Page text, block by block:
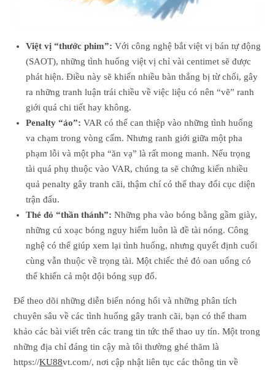
Việt vị “thước phim”: Với công nghệ bắt việt vị bán tự động
(SAOT), những tình huống việt vị chỉ vài centimet sẽ được
phát hiện. Điều này sẽ khiến nhiều bàn thắng bị từ chối, gây
ra những tranh luận trái chiều về việc liệu có nên “vẽ” ranh
giới quá chi tiết hay không.
Penalty “ảo”: VAR có thể can thiệp vào những tình huống
va chạm trong vòng cấm. Nhưng ranh giới giữa một pha
phạm lỗi và một pha “ăn vạ” là rất mong manh. Nếu trọng
tài quá phụ thuộc vào VAR, chúng ta sẽ chứng kiến nhiều
quả penalty gây tranh cãi, thậm chí có thể thay đổi cục diện
trận đấu.
Thẻ đỏ “thần thánh”: Những pha vào bóng bằng gầm giày,
những cú xoạc bóng nguy hiểm luôn là đề tài nóng. Công
nghệ có thể giúp xem lại tình huống, nhưng quyết định cuối
cùng vẫn thuộc về trọng tài. Một chiếc thẻ đỏ oan uổng có
thể khiến cả một đội bóng sụp đổ.
Để theo dõi những diễn biến nóng hổi và những phân tích
chuyên sâu về các tình huống gây tranh cãi, bạn có thể tham
khảo các bài viết trên các trang tin tức thể thao uy tín. Một trong
những địa chỉ đáng tin cậy mà tôi thường ghé thăm là
https://KU88vt.com/, nơi cập nhật liên tục các thông tin về